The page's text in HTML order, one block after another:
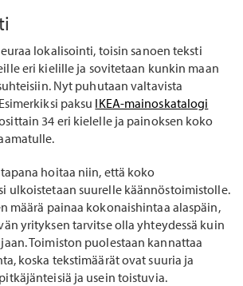
lokalisointi, toisin sanoen teksti
eri kielille ja sovitetaan kunkin maan
Nyt puhutaan valtavista
paksu IKEA-mainoskatalogi
34 eri kielelle ja painoksen koko
hoitaa niin, että koko
ulkoistetaan suurelle käännöstoimistolle.
määrä painaa kokonaishintaa alaspäin,
yrityksen tarvitse olla yhteydessä kuin
Toimiston puolestaan kannattaa
koska tekstimäärät ovat suuria ja
ja usein toistuvia.